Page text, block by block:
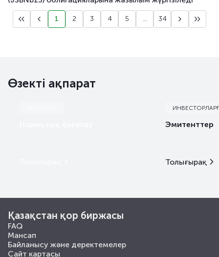
1 2 3 4 5 ... 34
Өзекті ақпарат
Эмитенттер
Толығырақ
Қазақстан қор биржасы
FAQ
Мансап
Байланысу және деректемелер
Сайт картасы